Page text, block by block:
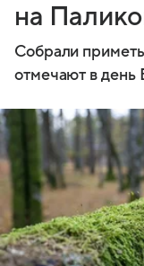
на
Собрали приметы
отмечают в день